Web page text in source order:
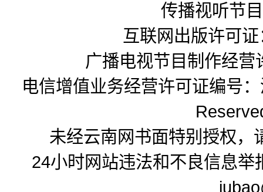
传播视听节
互联网出版许可
广播电视节目制作经
电信增值业务经营许可证编号：
未经云南网书面特别授权，
24小时网站违法和不良信息